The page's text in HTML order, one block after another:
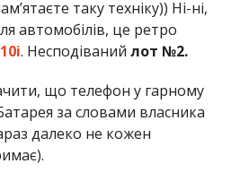
таку техніку)) Ні-ні,
автомобілів, це ретро
. Несподіваний лот №2.
що телефон у гарному
за словами власника
далеко не кожен